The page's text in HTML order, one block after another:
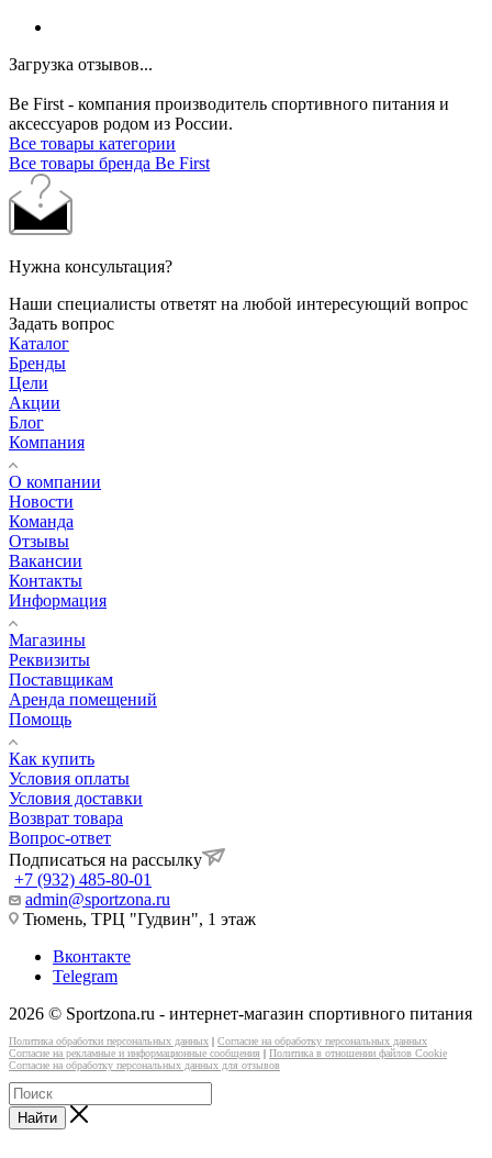
Загрузка отзывов...
Be First - компания производитель спортивного питания и
аксессуаров родом из России.
Все товары категории
Все товары бренда Be First
Нужна консультация?
Наши специалисты ответят на любой интересующий вопрос
Задать вопрос
Каталог
Бренды
Цели
Акции
Блог
Компания
О компании
Новости
Команда
Отзывы
Вакансии
Контакты
Информация
Магазины
Реквизиты
Поставщикам
Аренда помещений
Помощь
Как купить
Условия оплаты
Условия доставки
Возврат товара
Вопрос-ответ
Подписаться на рассылку
+7 (932) 485-80-01
admin@sportzona.ru
Тюмень, ТРЦ "Гудвин", 1 этаж
Вконтакте
Telegram
2026 © Sportzona.ru - интернет-магазин спортивного питания
Политика обработки персональных данных | Согласие на обработку персональных данных
Согласие на рекламные и информационные сообщения | Политика в отношении файлов Cookie
Согласие на обработку персональных данных для отзывов
Найти